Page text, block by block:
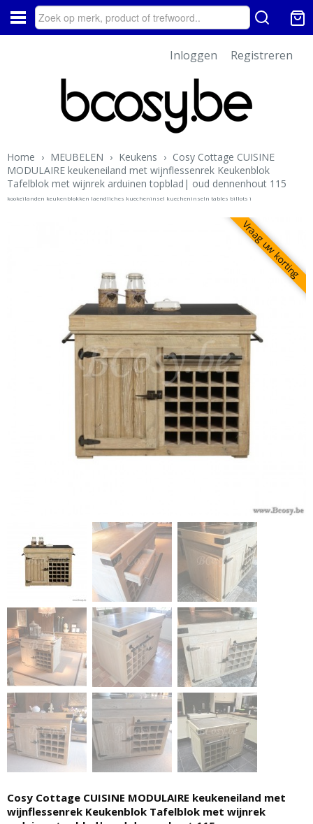
Inloggen Registreren
Home › MEUBELEN › Keukens › Cosy Cottage CUISINE
MODULAIRE keukeneiland met wijnflessenrek Keukenblok
Tafelblok met wijnrek arduinen topblad| oud dennenhout 115
kookeilanden keukenblokken laendliches kuecheninsel kuecheninseln tables billots i
Vraag uw korting
Cosy Cottage CUISINE MODULAIRE keukeneiland met
wijnflessenrek Keukenblok Tafelblok met wijnrek